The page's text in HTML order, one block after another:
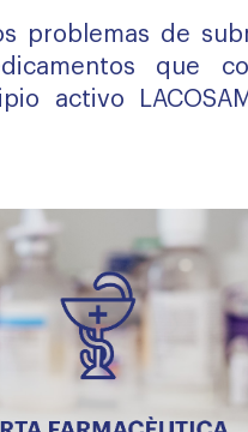
problemas de
que
activo